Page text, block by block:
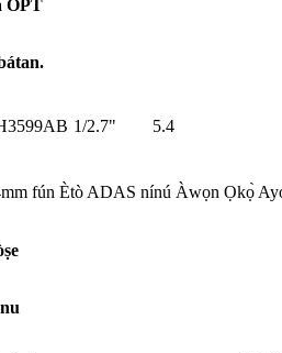
OPT
1/2.7" 5.4
fún Ètò ADAS nínú Àwọn Ọkọ̀